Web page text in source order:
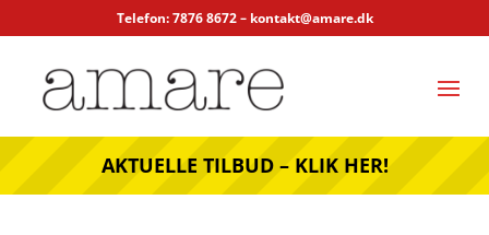
Telefon: 7876 8672 – kontakt@amare.dk
AKTUELLE TILBUD – KLIK HER!